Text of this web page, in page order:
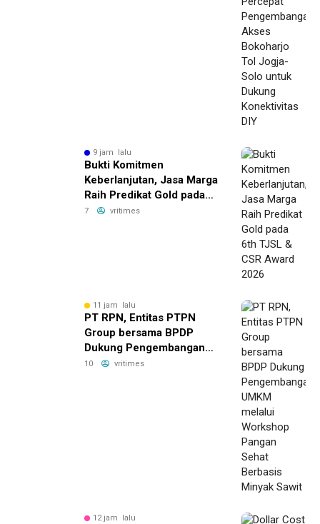
9 jam lalu
Bukti Komitmen
Keberlanjutan, Jasa Marga
Raih Predikat Gold pada
6th TJSL & CSR Award
7 vritimes
11 jam lalu
PT RPN, Entitas PTPN
Group bersama BPDP
Dukung Pengembangan
UMKM melalui Workshop
10 vritimes
12 jam lalu